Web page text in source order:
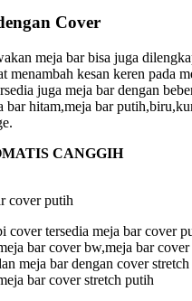
Cover
meja bar bisa juga
menambah kesan keren pada
juga meja bar dengan
bar hitam,meja bar
CANGGIH
cover putih
cover tersedia meja bar cover
bar cover bw,meja bar
meja bar dengan cover
bar cover stretch putih